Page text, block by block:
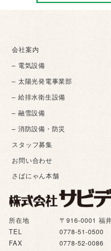
所在地
〒916-0001 福
TEL
0778-51-0500
FAX
0778-52-0086
会社案内
– 電気設備
– 太陽光発電事業部
– 給排水衛生設備
– 融雪設備
– 消防設備・防災
スタッフ募集
お問い合わせ
さばにゃん本舗